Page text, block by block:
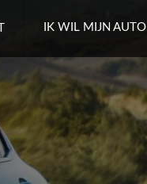
IK WIL MIJN